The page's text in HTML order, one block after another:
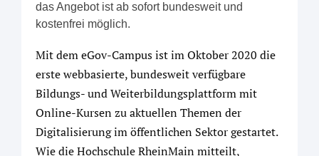
das Angebot ist ab sofort bundesweit und
kostenfrei möglich.
Mit dem eGov-Campus ist im Oktober 2020 die
erste webbasierte, bundesweit verfügbare
Bildungs- und Weiterbildungsplattform mit
Online-Kursen zu aktuellen Themen der
Digitalisierung im öffentlichen Sektor gestartet.
Wie die Hochschule RheinMain mitteilt,